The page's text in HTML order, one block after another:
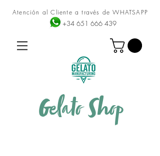
Atención al Cliente a través de WHATSAPP
+34 651 666 439
Shop
Gelato